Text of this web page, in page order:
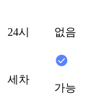
24시 없음
세차
가능